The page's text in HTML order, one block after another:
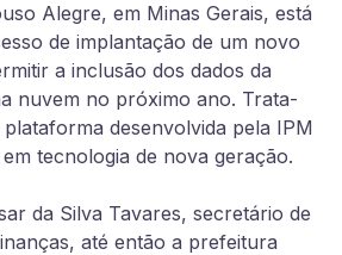
Alegre, em Minas Gerais, está
de implantação de um novo
a inclusão dos dados da
nuvem no próximo ano. Trata-
desenvolvida pela IPM
tecnologia de nova geração.
da Silva Tavares, secretário de
até então a prefeitura